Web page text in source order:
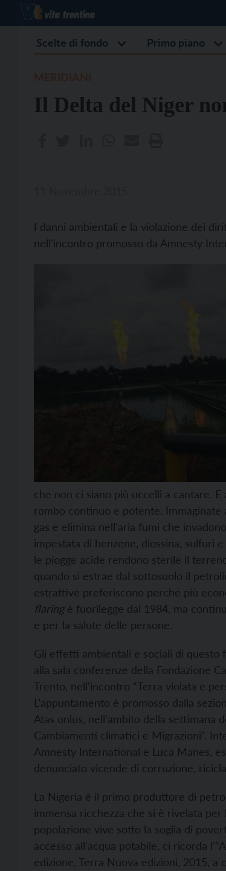
Scelte di fondo Primo piano
Il Delta del Niger
I danni ambientali e la violazione dei
nell'incontro promosso da Amnesty
che non ci siano più uccelli a cantare.
rombo continuo e potente.
gas e elimina nell'aria fumi che
impestata di benzene, diossina, sulfuri
le piogge acide rendono sterile il
quando si estrae dal sottosuolo il
estrattive preferiscono perché più
flaring è fuorilegge dal 1984, ma
e per la salute delle persone.
Gli effetti ambientali e sociali di questo
alla sala conferenze della Fondazione
Trento, nell'incontro “Terra violata e
L’appuntamento è promosso dalla
Atas onlus, nell'ambito della settimana
Cambiamenti climatici e Migrazioni”.
Amnesty International e Luca Manes,
denunciato vicende di corruzione,
La Nigeria è il primo produttore di
immensa ricchezza che si è rivelata
popolazione vive sotto la soglia di
accesso all'acqua potabile, ci ricorda
edizione, Terra Nuova edizioni, 2015, a